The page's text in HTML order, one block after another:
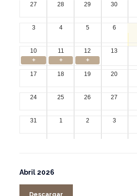
27
28 29 30
3 4 5 6
10
11 12 13
+
+ +
17 18 19 20
24 25 26 27
31 1 2 3
Abril 2026
Descargar